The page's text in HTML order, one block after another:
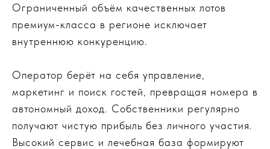
Ограниченный объём качественных лотов
премиум-класса в регионе исключает
внутреннюю конкуренцию.
Оператор берёт на себя управление,
маркетинг и поиск гостей, превращая номера в
автономный доход. Собственники регулярно
получают чистую прибыль без личного участия.
Высокий сервис и лечебная база формируют